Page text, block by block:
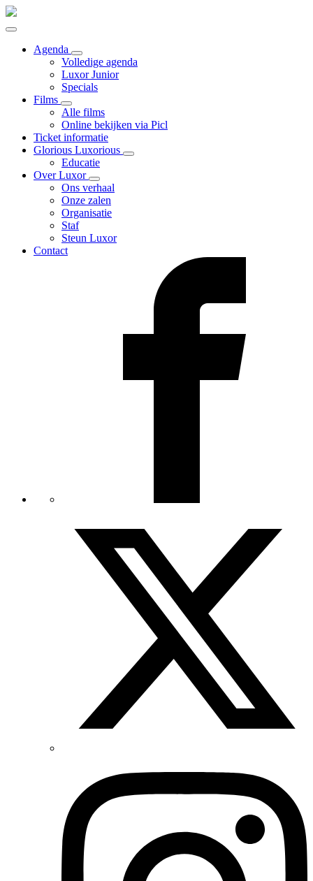
Agenda
Volledige agenda
Luxor Junior
Specials
Films
Alle films
Online bekijken via Picl
Ticket informatie
Glorious Luxorious
Educatie
Over Luxor
Ons verhaal
Onze zalen
Organisatie
Staf
Steun Luxor
Contact